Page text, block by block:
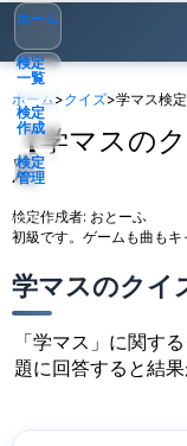
ホーム
検定
一覧
検定
作成
検定
管理
ゲスト▾
ホーム>クイズ>学マス検定
【学マスの
定
検定作成者: おとーふ
初級です。ゲームも曲も
学マスのクイ
「学マス」に関す
題に回答すると結果